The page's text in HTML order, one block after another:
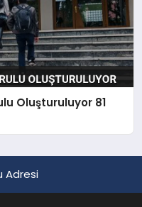
Oluşturuluyor 81
Adresi